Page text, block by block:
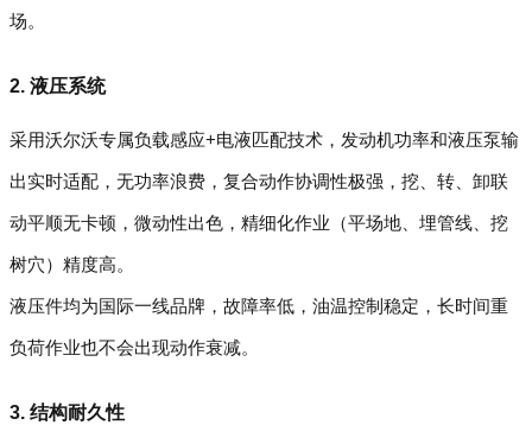
场。
2. 液压系统
采用沃尔沃专属负载感应+电液匹配技术，发动机功率和液压泵输
出实时适配，无功率浪费，复合动作协调性极强，挖、转、卸联
动平顺无卡顿，微动性出色，精细化作业（平场地、埋管线、挖
树穴）精度高。
液压件均为国际一线品牌，故障率低，油温控制稳定，长时间重
负荷作业也不会出现动作衰减。
3. 结构耐久性